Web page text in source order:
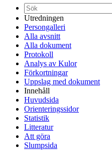
Utredningen
Persongalleri
Alla avsnitt
Alla dokument
Protokoll
Analys av Kulor
Förkortningar
Uppslag med dokument
Innehåll
Huvudsida
Orienteringssidor
Statistik
Litteratur
Att göra
Slumpsida